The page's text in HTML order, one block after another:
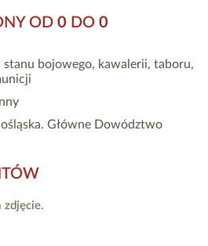
OD 0 DO 0
stanu bojowego, kawalerii, taboru,
Główne Dowództwo
zdjęcie.